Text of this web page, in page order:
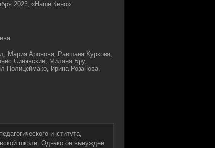
2023, «Наше Кино»
Мария Аронова, Равшана Куркова,
Синявский, Милана Бру,
Полицеймако, Ирина Розанова,
института,
школе. Однако он вынужден